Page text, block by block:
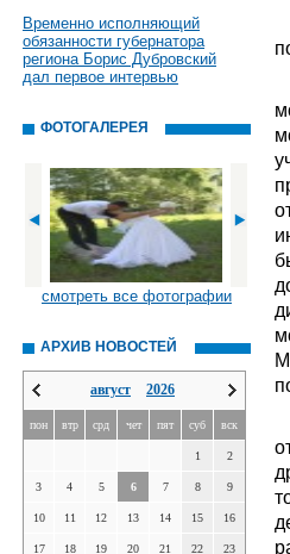
Временно исполняющий
обязанности губернатора
региона Борис Дубровский
дал первое интервью
ФОТОГАЛЕРЕЯ
смотреть все фотографии
АРХИВ НОВОСТЕЙ
август 2026
пон втр срд чет пят суб вск
1 2
3 4 5 6 7 8 9
10 11 12 13 14 15 16
17 18 19 20 21 22 23